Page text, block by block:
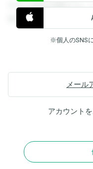
すると回答を閲覧する
覧することができます。
※個人のSNS
メール
アカウント